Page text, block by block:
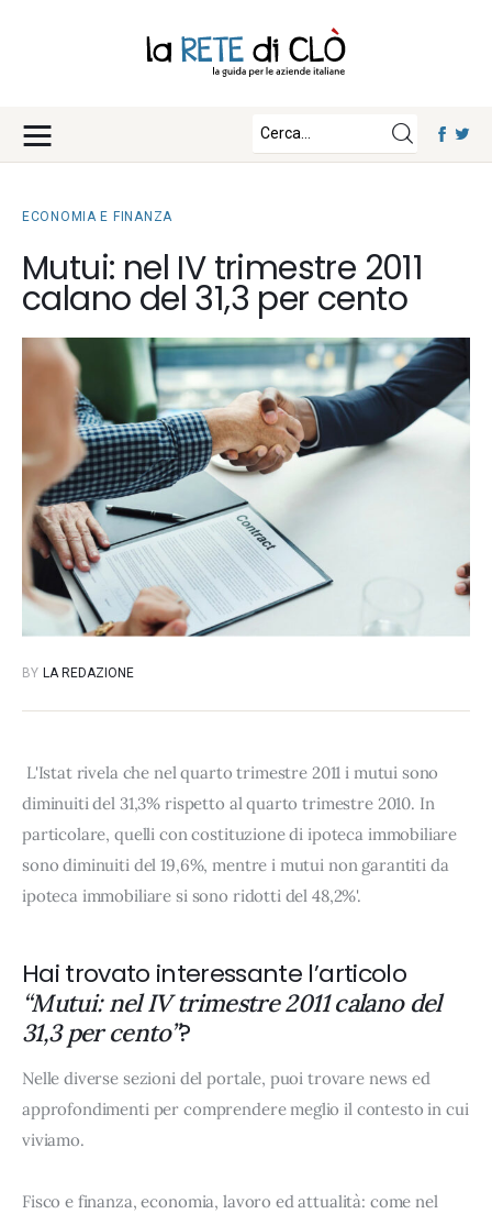
Fisco e Tasse
Notizie Lavoro
Tecnologia
Chi Siamo
La Redazione
Collabora con noi
Contatti
ECONOMIA E FINANZA
Mutui: nel IV trimestre 2011
calano del 31,3 per cento
BY LA REDAZIONE
L'Istat rivela che nel quarto trimestre 2011 i mutui sono
diminuiti del 31,3% rispetto al quarto trimestre 2010. In
particolare, quelli con costituzione di ipoteca immobiliare
sono diminuiti del 19,6%, mentre i mutui non garantiti da
ipoteca immobiliare si sono ridotti del 48,2%'.
Hai trovato interessante l’articolo
“Mutui: nel IV trimestre 2011 calano del
31,3 per cento”?
Nelle diverse sezioni del portale, puoi trovare news ed
approfondimenti per comprendere meglio il contesto in cui
viviamo.
Fisco e finanza, economia, lavoro ed attualità: come nel